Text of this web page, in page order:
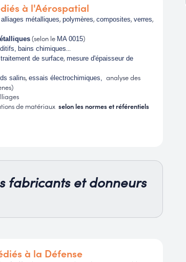
à l'Aérospatial
alliages métalliques, polymères, composites, verres,
(selon le MA 0015)
bains chimiques...
traitement de surface, mesure d'épaisseur de
salins, essais électrochimiques, analyse des
de matériaux selon les normes et référentiels
fabricants et donneurs
à la Défense